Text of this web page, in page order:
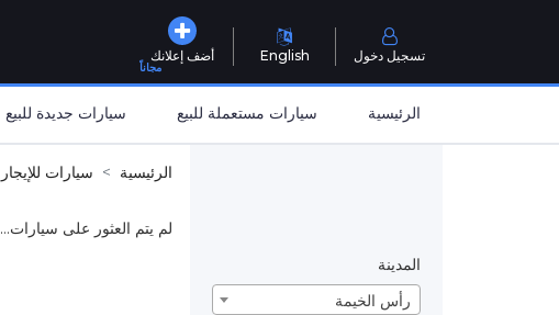
أضف إعلانك
مجاناً
English تسجيل دخول
الرئيسية سيارات مستعملة للبيع سيارات جديدة للبيع
المدينة
رأس الخيمة
الرئيسية سيارات للإيجار
لم يتم العثور على سيارات...